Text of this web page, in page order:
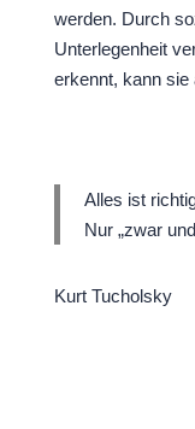
werden. Durch
Unterlegenheit
erkennt, kann sie
Alles ist
Nur „zwar
Kurt Tucholsky